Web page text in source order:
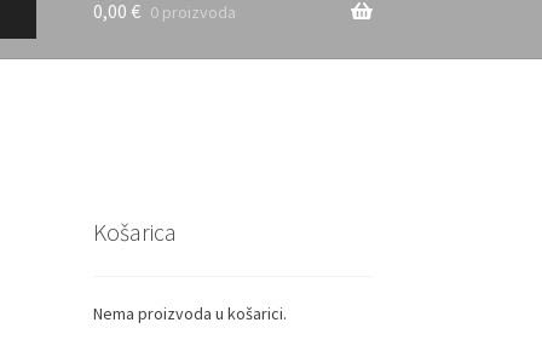
0,00 € 0 proizvoda
Košarica
Nema proizvoda u košarici.